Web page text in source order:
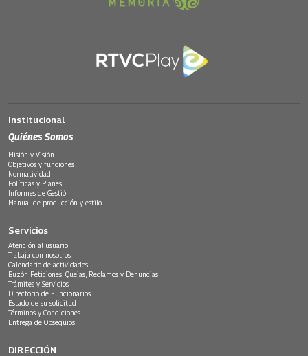
Institucional
Quiénes Somos
Misión y Visión
Objetivos y funciones
Normatividad
Políticas y Planes
Informes de Gestión
Manual de producción y estilo
Servicios
Atención al usuario
Trabaja con nosotros
Calendario de actividades
Buzón Peticiones, Quejas, Reclamos y Denuncias
Trámites y Servicios
Directorio de Funcionarios
Estado de su solicitud
Términos y Condiciones
Entrega de Obsequios
DIRECCIÓN